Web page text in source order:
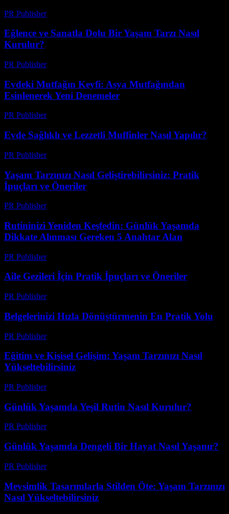
PR Publisher-
Eğlence ve Sanatla Dolu Bir Yaşam Tarzı Nasıl
Kurulur?
PR Publisher-
Evdeki Mutfağın Keyfi: Asya Mutfağından
Esinlenerek Yeni Denemeler
PR Publisher-
Evde Sağlıklı ve Lezzetli Muffinler Nasıl Yapılır?
PR Publisher-
Yaşam Tarzınızı Nasıl Geliştirebilirsiniz: Pratik
İpuçları ve Öneriler
PR Publisher-
Rutininizi Yeniden Keşfedin: Günlük Yaşamda
Dikkate Alınması Gereken 5 Anahtar Alan
PR Publisher-
Aile Gezileri İçin Pratik İpuçları ve Öneriler
PR Publisher-
Belgelerinizi Hızla Dönüştürmenin En Pratik Yolu
PR Publisher-
Eğitim ve Kişisel Gelişim: Yaşam Tarzınızı Nasıl
Yükseltebilirsiniz
PR Publisher-
Günlük Yaşamda Yeşil Rutin Nasıl Kurulur?
PR Publisher-
Günlük Yaşamda Dengeli Bir Hayat Nasıl Yaşanır?
PR Publisher-
Mevsimlik Tasarımlarla Stilden Öte: Yaşam Tarzınızı
Nasıl Yükseltebilirsiniz